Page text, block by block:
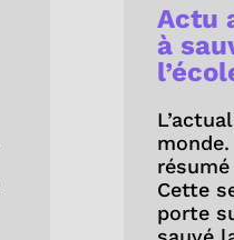
Actu
à
Cette
porte